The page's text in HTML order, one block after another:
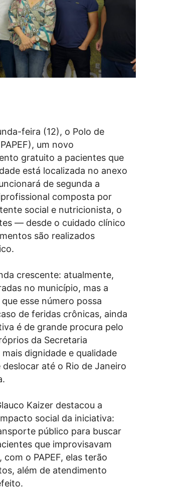
feira (12), o Polo de
um novo
gratuito a pacientes que
está localizada no anexo
de segunda a
composta por
social e nutricionista, o
— desde o cuidado clínico
são realizados
crescente: atualmente,
no município, mas a
esse número possa
de feridas crônicas, ainda
é de grande procura pelo
da Secretaria
dignidade e qualidade
até o Rio de Janeiro
Kaizer destacou a
social da iniciativa:
público para buscar
que improvisavam
o PAPEF, elas terão
além de atendimento